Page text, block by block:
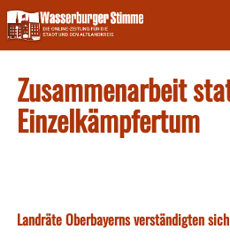
Skip
to
content
Zusammenarbeit
Einzelkämpfertum
Landräte Oberbayerns verständigten